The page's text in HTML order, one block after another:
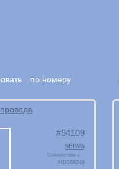
по номеру
54109
SEIWA
Совместим с
MD338249